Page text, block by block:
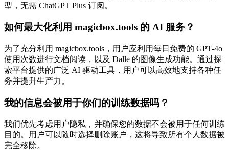
型，无需 ChatGPT Plus 订阅。
如何最大化利用 magicbox.tools 的 AI 服务？
为了充分利用 magicbox.tools，用户应利用每日免费的 GPT-4o
使用次数进行文档阅读，以及 Dalle 的图像生成功能。通过探
索平台提供的广泛 AI 驱动工具，用户可以高效地支持各种任
务并提升生产力。
我的信息会被用于你们的训练数据吗？
我们优先考虑用户隐私，并确保您的数据不会被用于任何训练
目的。用户可以随时选择删除账户，这将导致所有个人数据被
完全移除。